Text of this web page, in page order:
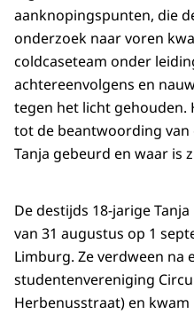
aanknopingspunten, die
onderzoek naar voren
coldcaseteam onder
achtereenvolgens en
tegen het licht gehouden.
tot de beantwoording van
Tanja gebeurd en waar is
De destijds 18-jarige
van 31 augustus op 1
Limburg. Ze verdween na
studentenvereniging
Herbenusstraat) en